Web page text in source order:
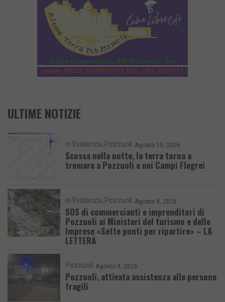
ULTIME NOTIZIE
In Evidenza Pozzuoli Agosto 10, 2026
Scossa nella notte, la terra torna a
tremare a Pozzuoli e nei Campi Flegrei
In Evidenza Pozzuoli Agosto 9, 2026
SOS di commercianti e imprenditori di
Pozzuoli ai Ministeri del turismo e delle
Imprese «Sette punti per ripartire» – LA
LETTERA
Pozzuoli Agosto 9, 2026
Pozzuoli, attivata assistenza alle persone
fragili